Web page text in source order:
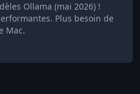
Ollama (mai 2026) !
Plus besoin de
Mac.